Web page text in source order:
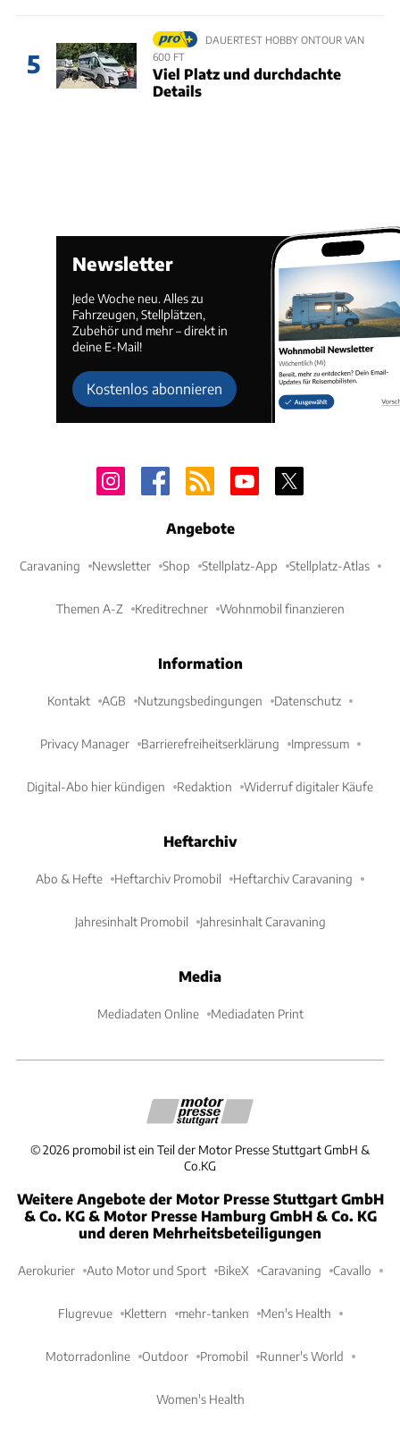
5
DAUERTEST HOBBY ONTOUR VAN
600 FT
Viel Platz und durchdachte
Details
Newsletter
Jede Woche neu. Alles zu
Fahrzeugen, Stellplätzen,
Zubehör und mehr – direkt in
deine E-Mail!
Kostenlos abonnieren
Angebote
Caravaning Newsletter Shop Stellplatz-App Stellplatz-Atlas
Themen A-Z Kreditrechner Wohnmobil finanzieren
Information
Kontakt AGB Nutzungsbedingungen Datenschutz
Privacy Manager Barrierefreiheitserklärung Impressum
Digital-Abo hier kündigen Redaktion Widerruf digitaler Käufe
Heftarchiv
Abo & Hefte Heftarchiv Promobil Heftarchiv Caravaning
Jahresinhalt Promobil Jahresinhalt Caravaning
Media
Mediadaten Online Mediadaten Print
©2026 promobil ist ein Teil der Motor Presse Stuttgart GmbH &
Co.KG
Weitere Angebote der Motor Presse Stuttgart GmbH
& Co. KG & Motor Presse Hamburg GmbH & Co. KG
und deren Mehrheitsbeteiligungen
Aerokurier Auto Motor und Sport BikeX Caravaning Cavallo
Flugrevue Klettern mehr-tanken Men's Health
Motorradonline Outdoor Promobil Runner's World
Women's Health